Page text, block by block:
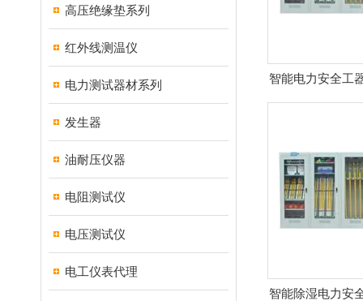
高压绝缘垫系列
红外线测温仪
电力测试器材系列
发生器
油耐压仪器
电阻测试仪
电压测试仪
电工仪表代理
智能电力安全工
工器
智能除湿电力安